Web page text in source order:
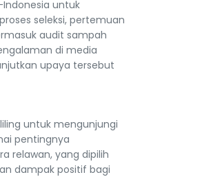
untuk
seleksi, pertemuan
audit sampah
di media
upaya tersebut
untuk mengunjungi
pentingnya
relawan, yang dipilih
dampak positif bagi